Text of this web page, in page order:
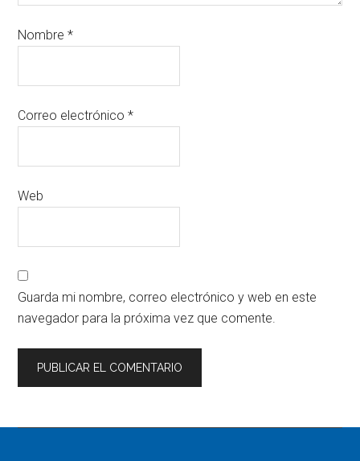
Nombre*
Correo electrónico*
Web
Guarda mi nombre, correo electrónico y web en este
navegador para la próxima vez que comente.